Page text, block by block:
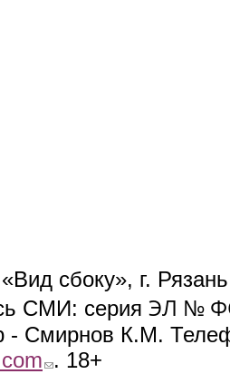
сбоку», г.
СМИ: серия ЭЛ №
- Смирнов К.М.
(link sends e-mail)
. 18+